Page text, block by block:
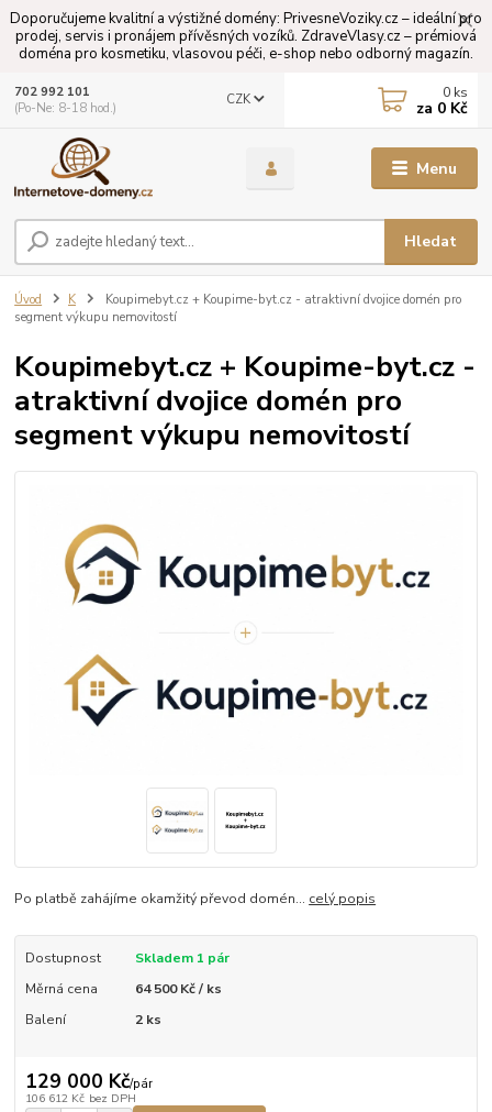
Doporučujeme kvalitní a výstižné domény: PrivesneVoziky.cz – ideální pro
prodej, servis i pronájem přívěsných vozíků. ZdraveVlasy.cz – prémiová
doména pro kosmetiku, vlasovou péči, e-shop nebo odborný magazín.
Menu
CZK
Hledat
702 992 101
(Po-Ne: 8-18 hod.)
0 ks
za 0 Kč
Úvod K
Koupimebyt.cz + Koupime-byt.cz - atraktivní dvojice domén pro
segment výkupu nemovitostí
Koupimebyt.cz + Koupime-byt.cz -
atraktivní dvojice domén pro
segment výkupu nemovitostí
Po platbě zahájíme okamžitý převod domén... celý popis
Dostupnost
Skladem 1 pár
Měrná cena
64 500 Kč / ks
Balení
2 ks
129 000 Kč/pár
106 612 Kč bez DPH